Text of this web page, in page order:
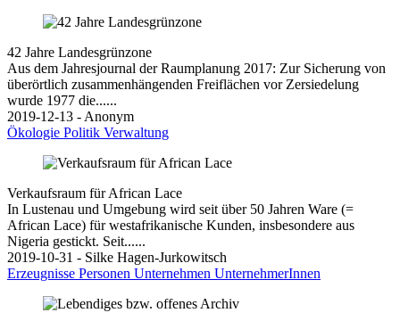
42 Jahre Landesgrünzone
Aus dem Jahresjournal der Raumplanung 2017: Zur Sicherung von
überörtlich zusammenhängenden Freiflächen vor Zersiedelung
wurde 1977 die......
2019-12-13 - Anonym
Ökologie Politik Verwaltung
Verkaufsraum für African Lace
In Lustenau und Umgebung wird seit über 50 Jahren Ware (=
African Lace) für westafrikanische Kunden, insbesondere aus
Nigeria gestickt. Seit......
2019-10-31 - Silke Hagen-Jurkowitsch
Erzeugnisse Personen Unternehmen UnternehmerInnen